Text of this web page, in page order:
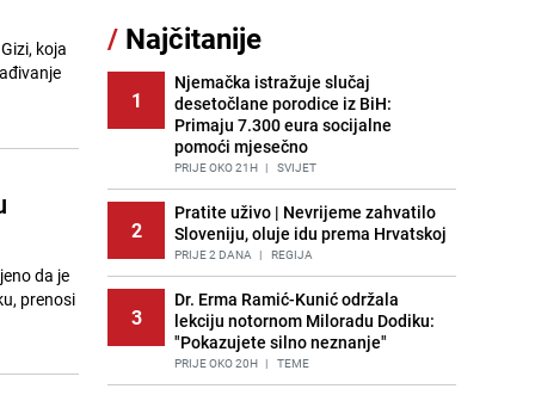
koja
da je
prenosi
/ Najčitanije
1
Njemačka istražuje slučaj
desetočlane porodice iz BiH:
Primaju 7.300 eura socijalne
pomoći mjesečno
PRIJE OKO 21H | SVIJET
2
Pratite uživo | Nevrijeme zahvatilo
Sloveniju, oluje idu prema Hrvatskoj
PRIJE 2 DANA | REGIJA
3
Dr. Erma Ramić-Kunić održala
lekciju notornom Miloradu Dodiku:
"Pokazujete silno neznanje"
PRIJE OKO 20H | TEME